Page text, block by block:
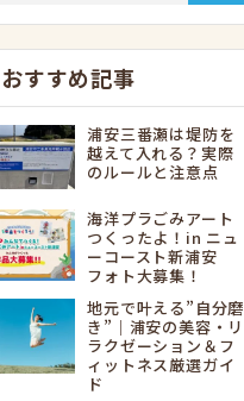
おすすめ記事
浦安三番瀬は堤防を
越えて入れる？実際
のルールと注意点
海洋プラごみアート
つくったよ！in ニュ
ーコースト新浦安
フォト大募集！
地元で叶える”自分磨
き”｜浦安の美容・リ
ラクゼーション＆フ
ィットネス厳選ガイ
ド